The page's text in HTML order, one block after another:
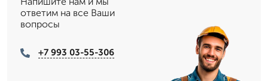
ответим на все Ваши
вопросы
+7 993 03-55-306